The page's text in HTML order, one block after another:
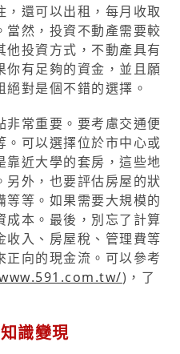
還可以出租，每月收取
當然，投資不動產需要較
他投資方式，不動產具有
你有足夠的資金，並且願
對是個不錯的選擇。
非常重要。要考慮交通便
。可以選擇位於市中心或
靠近大學的套房，這些地
另外，也要評估房屋的狀
等等。如果需要大規模的
成本。最後，別忘了計算
收入、房屋稅、管理費等
正向的現金流。可以參考
)，了
識變現